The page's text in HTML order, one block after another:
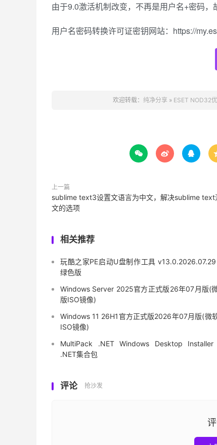
由于9.0激活机制改变，不再是用户名+密码，
用户名密码转换许可证密钥网站：https://
欢迎转载： 纯净分享 » ESET NOD32
  
上一篇
sublime text3设置文语言为中文，解决sublime text
文的选项
相关推荐
玩酷之家PE启动U盘制作工具
绿色版
Windows Server 2025官方正式版26年07月版(
版ISO镜像)
Windows 11 26H1官方正式版2026年07月版(微
ISO镜像)
MultiPack .NET Windows Desktop
.NET集合包
评论 抢沙发